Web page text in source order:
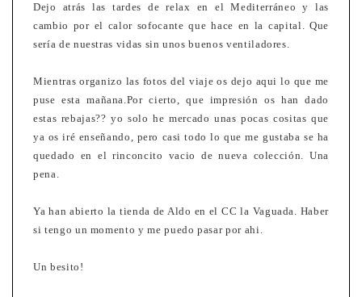
Dejo atrás las tardes de relax en el Mediterráneo y las
cambio por el calor sofocante que hace en la capital. Que
sería de nuestras vidas sin unos buenos ventiladores.
Mientras organizo las fotos del viaje os dejo aqui lo que me
puse esta mañana.Por cierto, que impresión os han dado
estas rebajas?? yo solo he mercado unas pocas cositas que
ya os iré enseñando, pero casi todo lo que me gustaba se ha
quedado en el rinconcito vacio de nueva colección. Una
pena.
Ya han abierto la tienda de Aldo en el CC la Vaguada. Haber
si tengo un momento y me puedo pasar por ahi.
Un besito!